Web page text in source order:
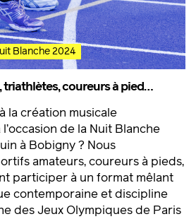
Blanche 2024
triathlètes, coureurs à pied…
la création musicale
de la Nuit Blanche
à Bobigny ? Nous
amateurs, coureurs à pieds,
participer à un format mêlant
contemporaine et discipline
des Jeux Olympiques de Paris